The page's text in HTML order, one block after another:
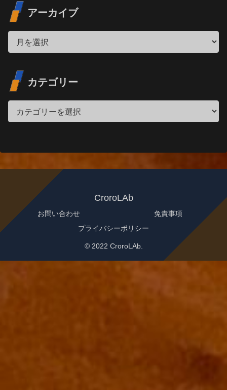
アーカイブ
カテゴリー
CroroLAb
お問い合わせ
免責事項
プライバシーポリシー
© 2022 CroroLAb.